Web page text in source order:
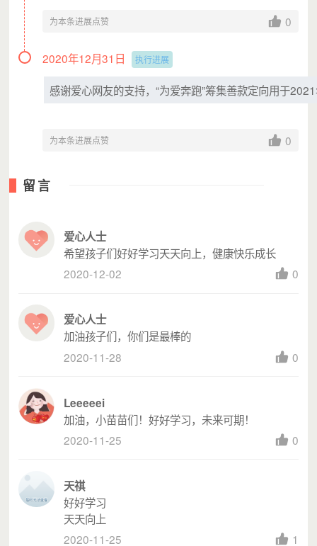
“‘河流·孩子’校园守护包”。
每份“‘河流·孩子’校园守护包”包括可供一所添富学
18台用于收听防疫科普知识的迷你音箱，30份与
防疫相关的卫生健康宣传海报和手册。除了帮助
各添富小学应对眼下的疫情防控工作外，“河流·
孩子”项目组也希望一起协助学校、老师和家长做
生习惯。
为本条进展点赞 0
2020年12月31日 执行进展
感谢爱心网友的支持，“为爱奔跑”筹集善款定向用于
为本条进展点赞 0
留言
爱心人士
希望孩子们好好学习天天向上，健康快乐成长
2020-12-02
0
爱心人士
加油孩子们，你们是最棒的
2020-11-28
0
Leeeeei
加油，小苗苗们！好好学习，未来可期！
2020-11-25
0
天祺
好好学习
天天向上
2020-11-25
1